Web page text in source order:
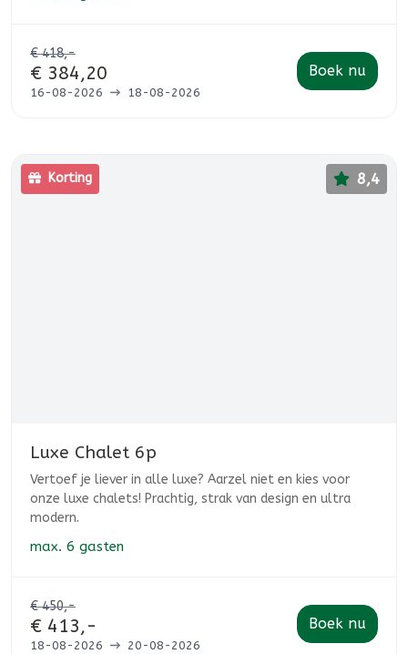
€ 418,-
€ 384,20
16-08-2026 18-08-2026
Boek nu
Korting 8,4
Luxe Chalet 6p
Vertoef je liever in alle luxe? Aarzel niet en kies voor
onze luxe chalets! Prachtig, strak van design en ultra
modern.
max. 6 gasten
€ 450,-
€ 413,-
18-08-2026 20-08-2026
Boek nu